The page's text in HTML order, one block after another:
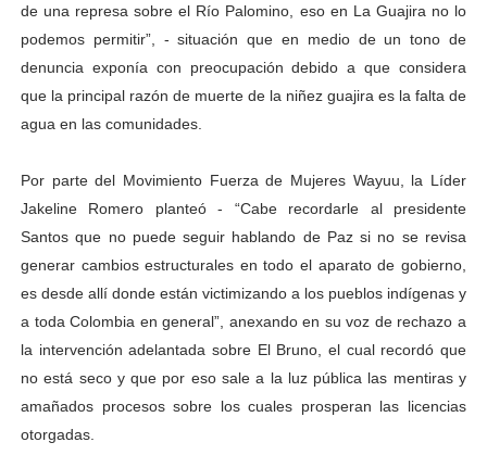
de una represa sobre el Río Palomino, eso en La Guajira no lo
podemos permitir”, - situación que en medio de un tono de
denuncia exponía con preocupación debido a que considera
que la principal razón de muerte de la niñez guajira es la falta de
agua en las comunidades.
Por parte del Movimiento Fuerza de Mujeres Wayuu, la Líder
Jakeline Romero planteó - “Cabe recordarle al presidente
Santos que no puede seguir hablando de Paz si no se revisa
generar cambios estructurales en todo el aparato de gobierno,
es desde allí donde están victimizando a los pueblos indígenas y
a toda Colombia en general”, anexando en su voz de rechazo a
la intervención adelantada sobre El Bruno, el cual recordó que
no está seco y que por eso sale a la luz pública las mentiras y
amañados procesos sobre los cuales prosperan las licencias
otorgadas.